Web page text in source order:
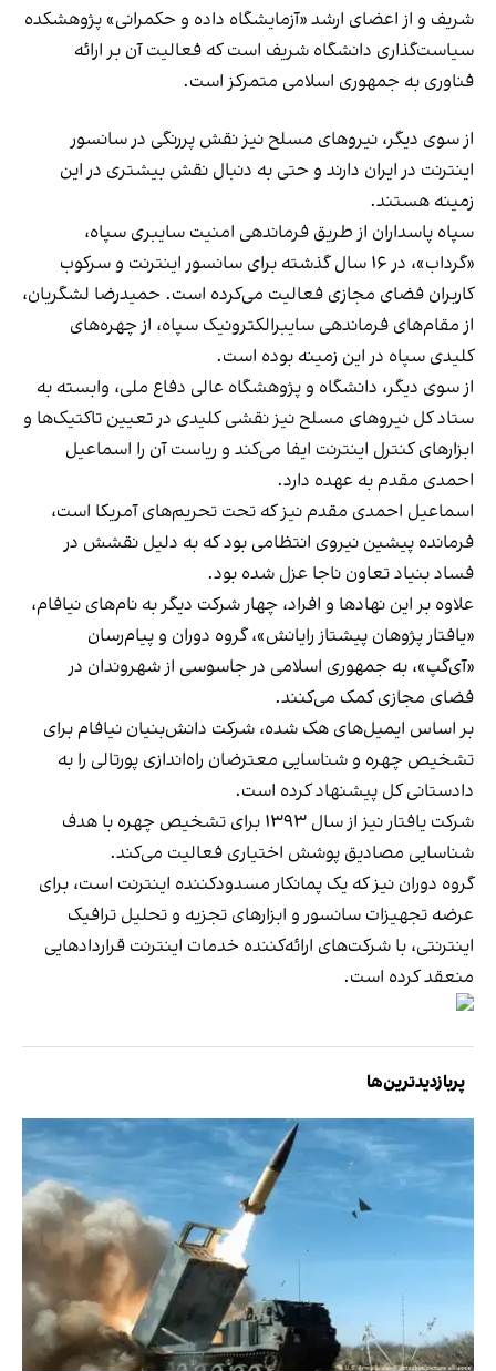
شریف و از اعضای ارشد «آزمایشگاه داده و حکمرانی» پژوهشکده
سیاست‌گذاری دانشگاه شریف است که فعالیت آن بر ارائه
فناوری به جمهوری اسلامی متمرکز است.
از سوی دیگر، نیروهای مسلح نیز نقش پررنگی در سانسور
اینترنت در ایران دارند و حتی به دنبال نقش بیشتری در این
زمینه هستند.
سپاه پاسداران از طریق فرماندهی امنیت سایبری سپاه،
«گرداب»، در ۱۶ سال گذشته برای سانسور اینترنت و سرکوب
کاربران فضای مجازی فعالیت می‌کرده است. حمیدرضا لشگریان،
از مقام‌های فرماندهی سایبرالکترونیک سپاه، از چهره‌های
کلیدی سپاه در این زمینه بوده است.
از سوی دیگر، دانشگاه و پژوهشگاه عالی دفاع ملی، وابسته به
ستاد کل نیروهای مسلح نیز نقشی کلیدی در تعیین تاکتیک‌ها و
ابزارهای کنترل اینترنت ایفا می‌کند و ریاست آن را اسماعیل
احمدی مقدم به عهده دارد.
اسماعیل احمدی مقدم نیز که تحت تحریم‌های آمریکا است،
فرمانده پیشین نیروی انتظامی بود که به دلیل نقشش در
فساد بنیاد تعاون ناجا عزل شده بود.
علاوه بر این نهادها و افراد، چهار شرکت دیگر به نام‌های نیافام،
«یافتار پژوهان پیشتاز رایانش»، گروه دوران و پیام‌رسان
«آی‌گپ»، به جمهوری اسلامی در جاسوسی از شهروندان در
فضای مجازی کمک می‌کنند.
بر اساس ایمیل‌های هک شده، شرکت دانش‌بنیان نیافام برای
تشخیص چهره و شناسایی معترضان راه‌اندازی پورتالی را به
دادستانی کل پیشنهاد کرده است.
شرکت یافتار نیز از سال ۱۳۹۳ برای تشخیص چهره با هدف
شناسایی مصادیق پوشش اختیاری فعالیت می‌کند.
گروه دوران نیز که یک پمانکار مسدودکننده اینترنت است، برای
عرضه تجهیزات سانسور و ابزارهای تجزیه و تحلیل ترافیک
اینترنتی، با شرکت‌های ارائه‌کننده خدمات اینترنت قراردادهایی
منعقد کرده است.
پربازدیدترین‌ها